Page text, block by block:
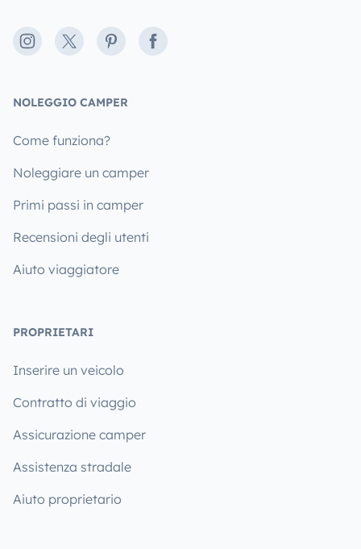
Instagram
X PinterestFacebook
NOLEGGIO CAMPER
Come funziona?
Noleggiare un camper
Primi passi in camper
Recensioni degli utenti
Aiuto viaggiatore
PROPRIETARI
Inserire un veicolo
Contratto di viaggio
Assicurazione camper
Assistenza stradale
Aiuto proprietario